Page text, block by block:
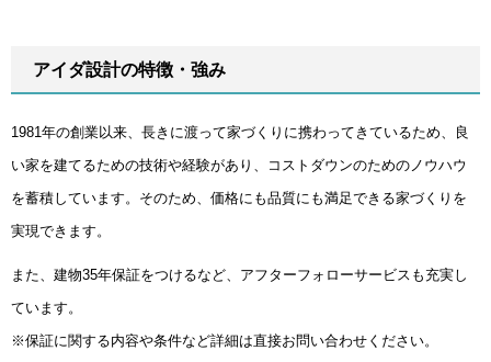
アイダ設計の特徴・強み
1981年の創業以来、長きに渡って家づくりに携わってきているため、良
い家を建てるための技術や経験があり、コストダウンのためのノウハウ
を蓄積しています。そのため、価格にも品質にも満足できる家づくりを
実現できます。
また、建物35年保証をつけるなど、アフターフォローサービスも充実し
ています。
※保証に関する内容や条件など詳細は直接お問い合わせください。